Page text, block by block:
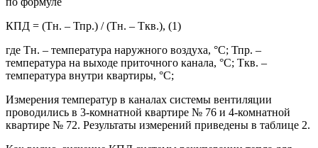
КПД = (Тн. – Тпр.) / (Тн. – Ткв.), (1)
где Тн. – температура наружного воздуха, °С; Тпр. –
температура на выходе приточного канала, °С; Ткв. –
температура внутри квартиры, °С;
Измерения температур в каналах системы вентиляции
проводились в 3-комнатной квартире № 76 и 4-комнатной
квартире № 72. Результаты измерений приведены в таблице 2.